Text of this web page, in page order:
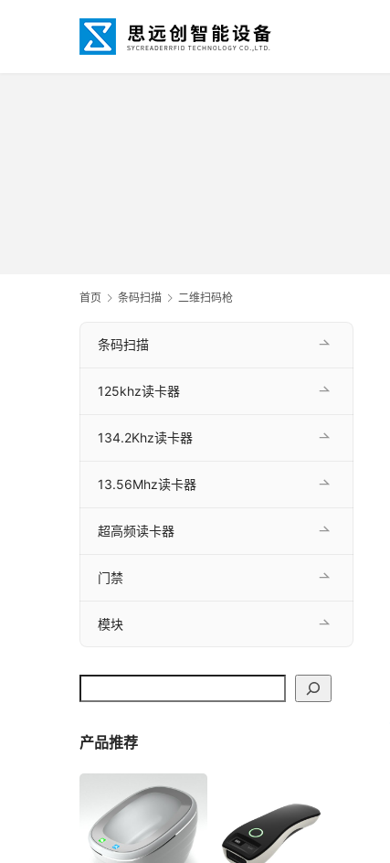
首页 条码扫描 二维扫码枪
条码扫描
125khz读卡器
134.2Khz读卡器
13.56Mhz读卡器
超高频读卡器
门禁
模块
产品推荐